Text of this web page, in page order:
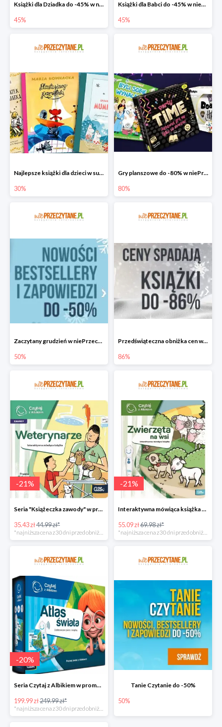
Książki dla Dziadka do -45% w niePrzeczytane.pl
45%
Książki dla Babci do -45% w niePrzeczytane.pl
45%
Najlepsze książki dla dzieci w super cenie w niePrzeczytane.pl
30%
Gry planszowe do -80% w niePrzeczytane.pl
80%
Zaczytany grudzień w niePrzeczytane.pl do -50%
50%
Przedświąteczna obniżka cen w niePrzeczytane.pl do -86%
86%
-21%
Seria "Książeczka zawody" w promocji
35.43 zł44.99 zł*
*najniższa cena z 30 dni przed obniżką
-21%
Interaktywna mówiąca książka taniej!
55.09 zł69.98 zł*
*najniższa cena z 30 dni przed obniżką
-20%
Seria Czytaj z Albikiem w promocji
199.99 zł249.99 zł*
Tanie Czytanie do -50%
50%